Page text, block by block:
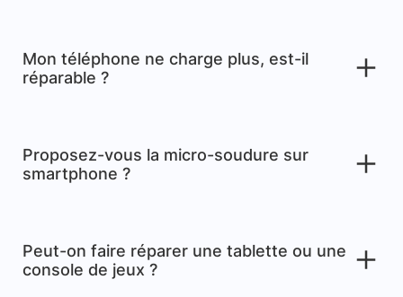
Mon téléphone ne charge plus, est-il
réparable ?
Proposez-vous la micro-soudure sur
smartphone ?
Peut-on faire réparer une tablette ou une
console de jeux ?